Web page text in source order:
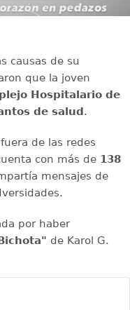
causas de su
que la joven
Hospitalario de
de salud.
de las redes
con más de138
mensajes de
por haber
de Karol G.